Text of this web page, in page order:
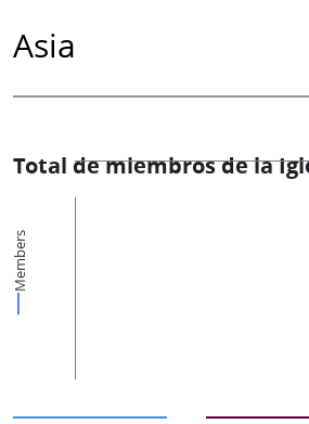
Asia
Total de miembros de la
Members